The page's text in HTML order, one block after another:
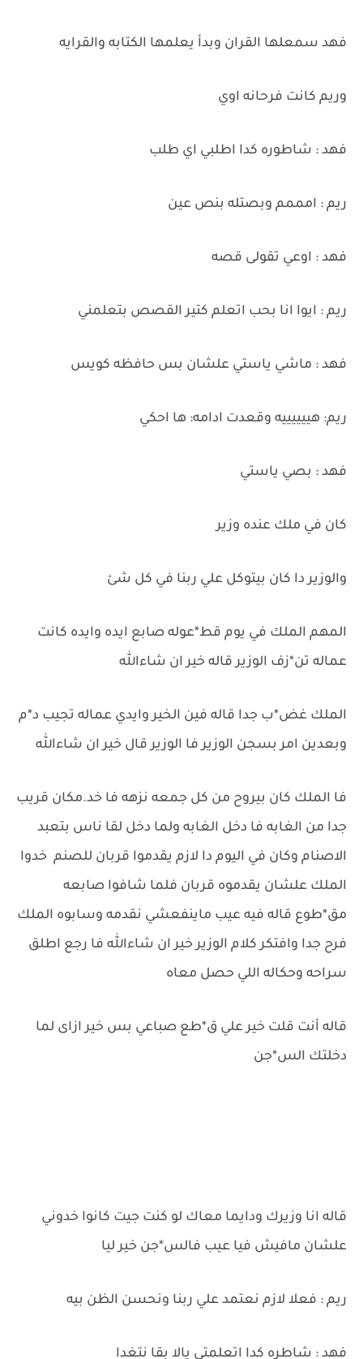
فهد سمعلها القران وبدأ يعلمها الكتابه والقرايه
وريم كانت فرحانه اوي
فهد : شاطوره كدا اطلبي اي طلب
ريم : امممم وبصتله بنص عين
فهد : اوعي تقولى قصه
ريم : ايوا انا بحب اتعلم كتير القصص بتعلمني
فهد : ماشي ياستي علشان بس حافظه كويس
ريم: هييييييه وقعدت ادامه: ها احكي
فهد : بصي ياستي
كان في ملك عنده وزير
والوزير دا كان بيتوكل علي ربنا في كل شئ
المهم الملك في يوم قط*عوله صابع ايده وايده كانت
عماله تن*زف الوزير قاله خير ان شاءالله
الملك غض*ب جدا قاله فين الخير وايدي عماله تجيب د*م
وبعدين امر بسجن الوزير فا الوزير قال خير ان شاءالله
فا الملك كان بيروح من كل جمعه نزهه فا خد.مكان قريب
جدا من الغابه فا دخل الغابه ولما دخل لقا ناس بتعبد
الاصنام وكان في اليوم دا لازم يقدموا قربان للصنم خدوا
الملك علشان يقدموه قربان فلما شافوا صابعه
مق*طوع قاله فيه عيب ماينفعشي نقدمه وسابوه الملك
فرح جدا وافتكر كلام الوزير خير ان شاءالله فا رجع اطلق
سراحه وحكاله اللي حصل معاه
قاله أنت قلت خير علي ق*طع صباعي بس خير ازاى لما
دخلتك الس*جن
قاله انا وزيرك ودايما معاك لو كنت جيت كانوا خدوني
علشان مافيش فيا عيب فالس*جن خير ليا
ريم : فعلا لازم نعتمد علي ربنا ونحسن الظن بيه
فهد : شاطره كدا اتعلمتي يالا بقا نتغدا